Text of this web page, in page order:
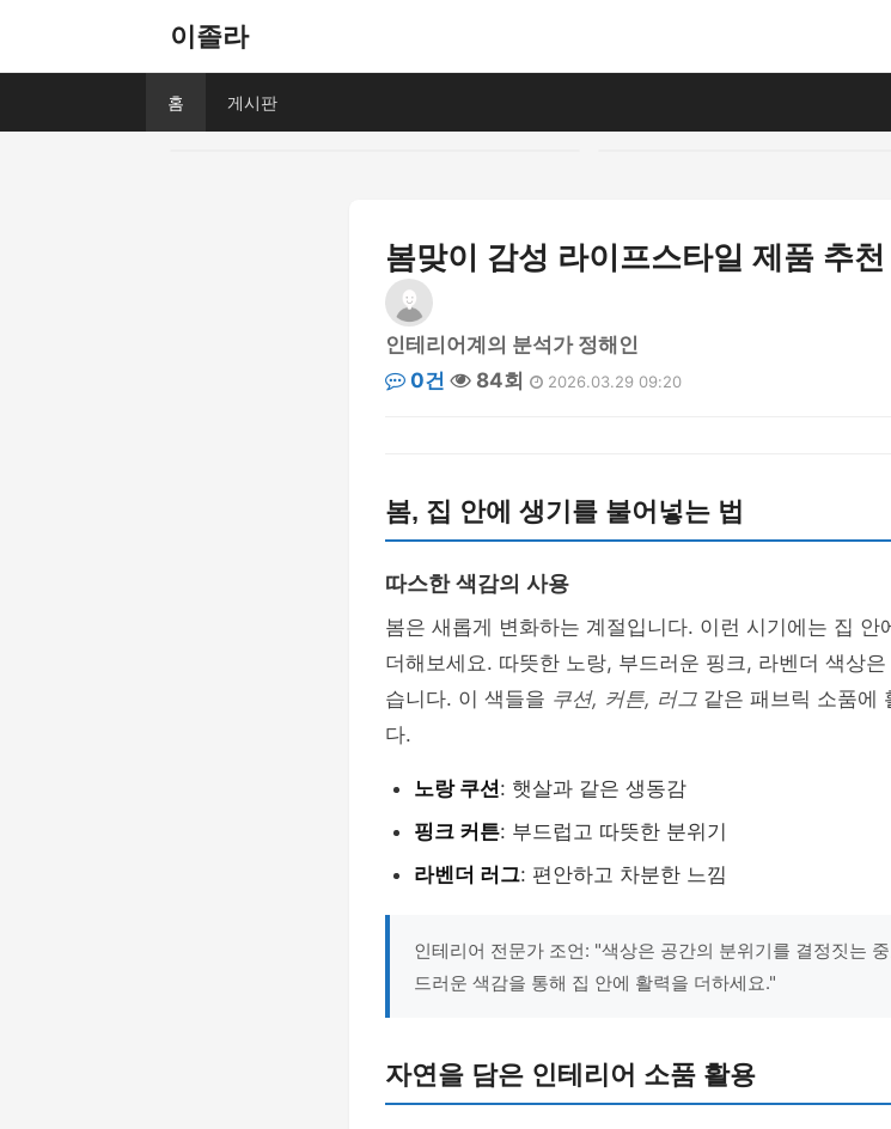
이졸라
홈 게시판
봄맞이 감성 라이프스타일 제품 추
인테리어계의 분석가 정해인
0건
84회 2026.03.29 09:20
봄, 집 안에 생기를 불어넣는 법
따스한 색감의 사용
봄은 새롭게 변화하는 계절입니다. 이런 시기에는 집 안
더해보세요. 따뜻한 노랑, 부드러운 핑크, 라벤더 색상
습니다. 이 색들을 쿠션, 커튼, 러그 같은 패브릭 소품에
다.
노랑 쿠션: 햇살과 같은 생동감
핑크 커튼: 부드럽고 따뜻한 분위기
라벤더 러그: 편안하고 차분한 느낌
인테리어 전문가 조언: "색상은 공간의 분위기를 결정짓는
드러운 색감을 통해 집 안에 활력을 더하세요."
자연을 담은 인테리어 소품 활용